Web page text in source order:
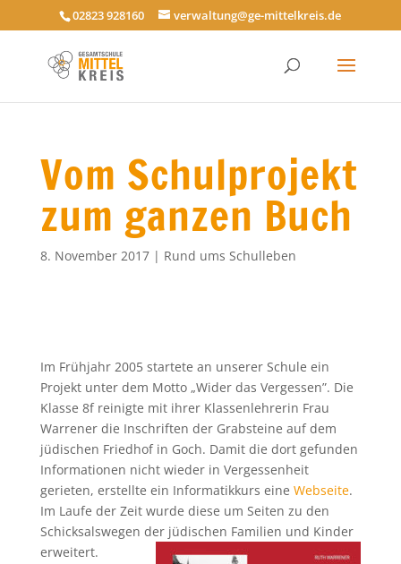
02823 928160 verwaltung@ge-mittelkreis.de
Vom Schulprojekt
zum ganzen Buch
8. November 2017| Rund ums Schulleben
Im Frühjahr 2005 startete an unserer Schule ein
Projekt unter dem Motto „Wider das Vergessen”. Die
Klasse 8f reinigte mit ihrer Klassenlehrerin Frau
Warrener die Inschriften der Grabsteine auf dem
jüdischen Friedhof in Goch. Damit die dort gefunden
Informationen nicht wieder in Vergessenheit
gerieten, erstellte ein Informatikkurs eine Webseite.
Im Laufe der Zeit wurde diese um Seiten zu den
Schicksalswegen der jüdischen Familien und Kinder
erweitert.